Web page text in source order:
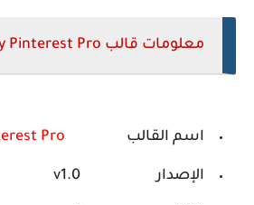
معلومات قالب Gallery Pinterest Pro
اسم القالب Pro
الإصدار v1.0